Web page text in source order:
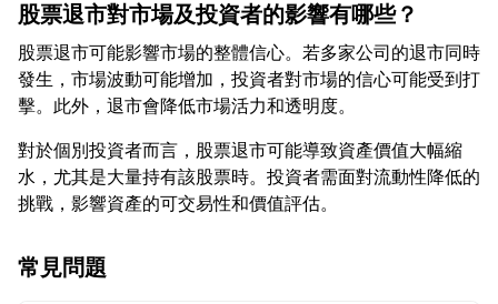
股票退市對市場及投資者的影響有哪些？
股票退市可能影響市場的整體信心。若多家公司的退市同時
發生，市場波動可能增加，投資者對市場的信心可能受到打
對於個別投資者而言，股票退市可能導致資產價值大幅縮
水，尤其是大量持有該股票時。投資者需面對流動性降低的
常見問題